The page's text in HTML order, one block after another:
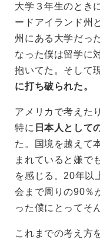
大学３年生のとき
ードアイランド州
州にある大学だっ
なった僕は留学に
抱いてた。そして
に打ち破られた。
アメリカで考えた
特に 日本人として
た。国境を越えて
まれていると嫌で
を感じる。20年以
会まで周りの90％
った僕にとってそ
これまでの考え方